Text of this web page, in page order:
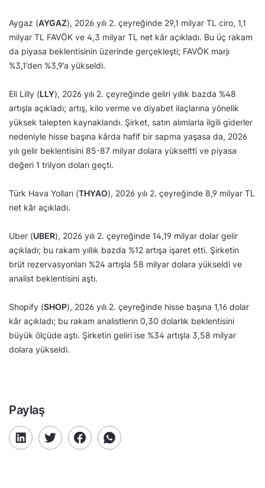
Aygaz (AYGAZ), 2026 yılı 2. çeyreğinde 29,1 milyar TL ciro, 1,1
milyar TL FAVÖK ve 4,3 milyar TL net kâr açıkladı. Bu üç rakam
da piyasa beklentisinin üzerinde gerçekleşti; FAVÖK marjı
%3,1’den %3,9’a yükseldi.
Eli Lilly (LLY), 2026 yılı 2. çeyreğinde geliri yıllık bazda %48
artışla açıkladı; artış, kilo verme ve diyabet ilaçlarına yönelik
yüksek talepten kaynaklandı. Şirket, satın alımlarla ilgili giderler
nedeniyle hisse başına kârda hafif bir sapma yaşasa da, 2026
yılı gelir beklentisini 85-87 milyar dolara yükseltti ve piyasa
değeri 1 trilyon doları geçti.
Türk Hava Yolları (THYAO), 2026 yılı 2. çeyreğinde 8,9 milyar TL
net kâr açıkladı.
Uber (UBER), 2026 yılı 2. çeyreğinde 14,19 milyar dolar gelir
açıkladı; bu rakam yıllık bazda %12 artışa işaret etti. Şirketin
brüt rezervasyonları %24 artışla 58 milyar dolara yükseldi ve
analist beklentisini aştı.
Shopify (SHOP), 2026 yılı 2. çeyreğinde hisse başına 1,16 dolar
kâr açıkladı; bu rakam analistlerin 0,30 dolarlık beklentisini
büyük ölçüde aştı. Şirketin geliri ise %34 artışla 3,58 milyar
dolara yükseldi.
Paylaş